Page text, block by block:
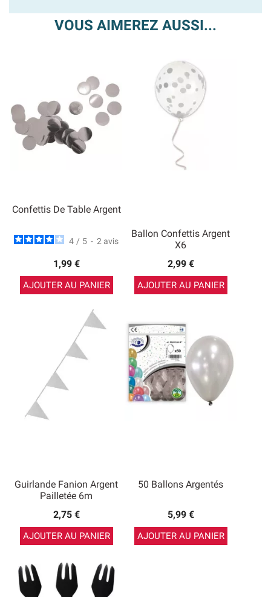
VOUS AIMEREZ AUSSI...
Confettis De Table Argent
4 / 5 - 2 avis
1,99 €
AJOUTER AU PANIER
Ballon Confettis Argent
X6
2,99 €
AJOUTER AU PANIER
Guirlande Fanion Argent
Pailletée 6m
2,75 €
AJOUTER AU PANIER
50 Ballons Argentés
5,99 €
AJOUTER AU PANIER